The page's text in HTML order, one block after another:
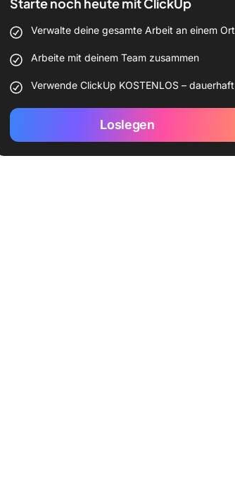
Verwalte deine gesamte Arbeit an einem Ort
Arbeite mit deinem Team zusammen
Verwende ClickUp KOSTENLOS – dauerhaft
Loslegen